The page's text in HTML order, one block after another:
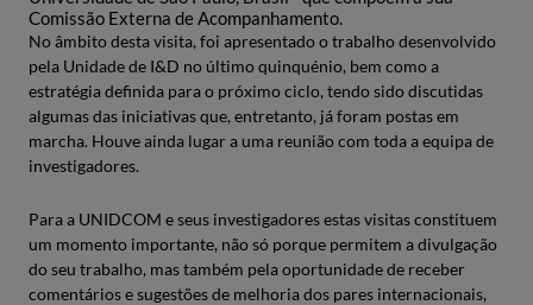
Comissão Externa de Acompanhamento.
No âmbito desta visita, foi apresentado o trabalho desenvolvido
pela Unidade de I&D no último quinquénio, bem como a
estratégia definida para o próximo ciclo, tendo sido discutidas
algumas das iniciativas que, entretanto, já foram postas em
marcha. Houve ainda lugar a uma reunião com toda a equipa de
investigadores.
Para a UNIDCOM e seus investigadores estas visitas constituem
um momento importante, não só porque permitem a divulgação
do seu trabalho, mas também pela oportunidade de receber
comentários e sugestões de melhoria dos pares internacionais,